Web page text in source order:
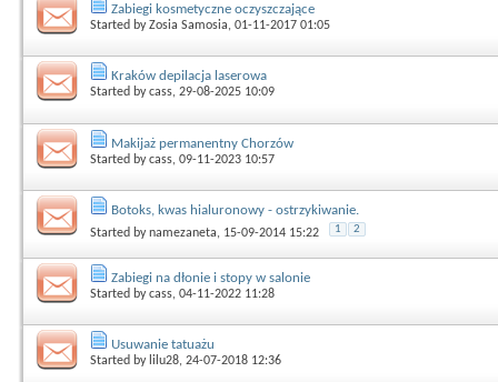
Zabiegi kosmetyczne oczyszczające
Started byZosia Samosia, 01-11-2017 01:05
Kraków depilacja laserowa
Started bycass, 29-08-2025 10:09
Makijaż permanentny Chorzów
Started bycass, 09-11-2023 10:57
Botoks, kwas hialuronowy - ostrzykiwanie.
Started bynamezaneta, 15-09-2014 15:22 1 2
Zabiegi na dłonie i stopy w salonie
Started bycass, 04-11-2022 11:28
Usuwanie tatuażu
Started by lilu28, 24-07-2018 12:36